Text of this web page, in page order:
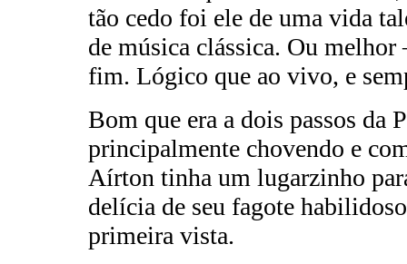
tão cedo foi ele de uma vida
de música clássica. Ou
fim. Lógico que ao vivo, e
Bom que era a dois passos da
principalmente chovendo e
Aírton tinha um lugarzinho
delícia de seu fagote
primeira vista.